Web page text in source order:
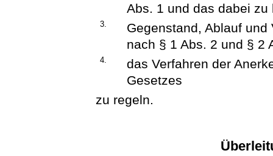
Abs. 1 und das dabei
3.
Gegenstand, Ablauf
nach § 1 Abs. 2 und § 2
4.
das Verfahren der
Gesetzes
zu regeln.